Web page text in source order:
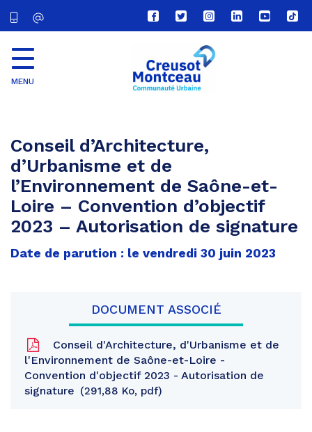
Lien
vers
compte
Facebook
Lien
vers
compte
Twitter
Lien
vers
le
compte
Lien
vers
Lien
vers
Lien
vers
MENU
Conseil d’Architecture,
d’Urbanisme et de
l’Environnement de Saône-et-
Loire – Convention d’objectif
2023 – Autorisation de signature
Date de parution : le vendredi 30 juin 2023
DOCUMENT ASSOCIÉ
Conseil d'Architecture, d'Urbanisme et de
l'Environnement de Saône-et-Loire -
Convention d'objectif 2023 - Autorisation de
signature
291,88 Ko, pdf